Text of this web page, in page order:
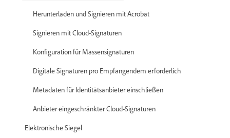
Herunterladen und Signieren mit Acrobat
Signieren mit Cloud-Signaturen
Konfiguration für Massensignaturen
Digitale Signaturen pro Empfangendem erforderlich
Metadaten für Identitätsanbieter einschließen
Anbieter eingeschränkter Cloud-Signaturen
Elektronische Siegel